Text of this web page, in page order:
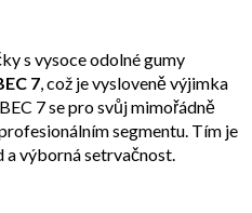
s vysoce odolné gumy
7, což je vysloveně výjimka
7 se pro svůj mimořádně
segmentu. Tím je
a výborná setrvačnost.